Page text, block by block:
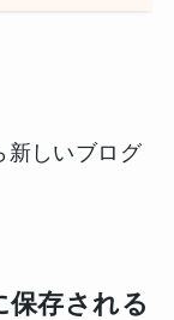
新しいブログ
保存される